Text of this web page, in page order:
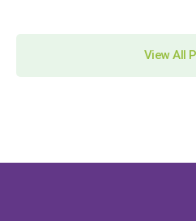
View All